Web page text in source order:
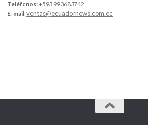
Teléfonos:+593 993683742
E-mail:ventas@ecuadornews.com.ec